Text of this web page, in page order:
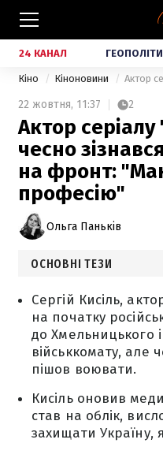
24 КАНАЛ
Кіно Кіноновини
22 жовтня, 11:37 2
Актор
чесно
на фронт:
професію"
Ольга Паньків
ОСНОВНІ ТЕЗИ
Сергій Кисіль,
на початку
до Хмельницького
військкомату, але
пішов воювати.
Кисіль оновив
став на облік,
захищати Україну,